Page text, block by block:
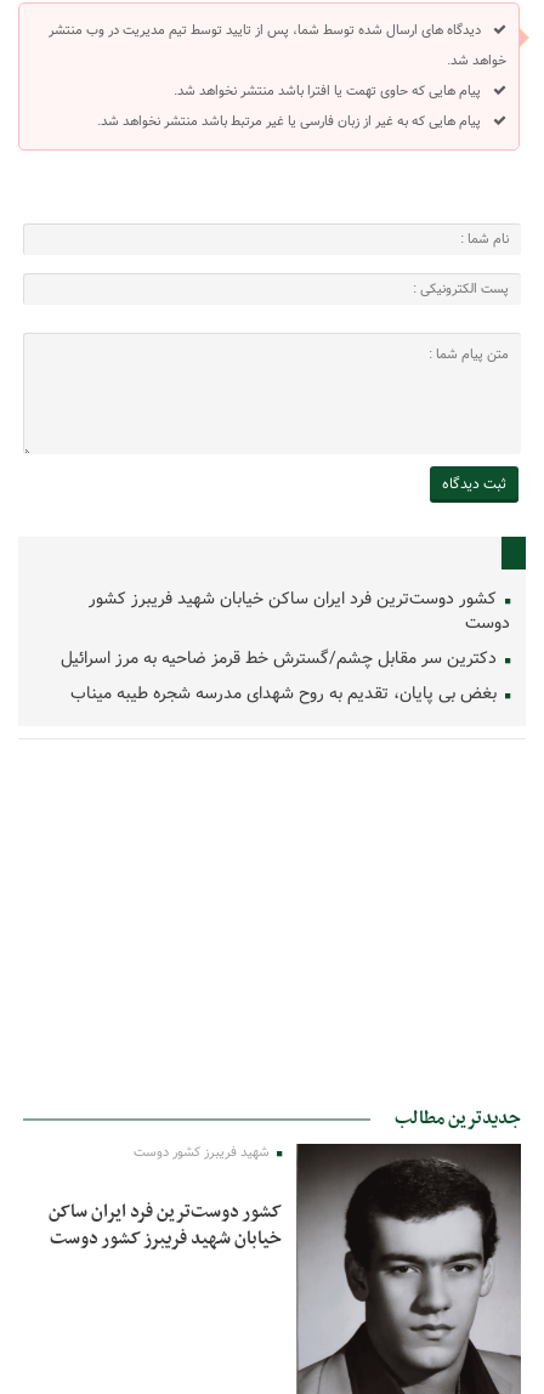
دیدگاه های ارسال شده توسط شما، پس از تایید توسط تیم مدیریت در وب منتشر
خواهد شد.
پیام هایی که حاوی تهمت یا افترا باشد منتشر نخواهد شد.
پیام هایی که به غیر از زبان فارسی یا غیر مرتبط باشد منتشر نخواهد شد.
کشور دوست‌ترین فرد ایران ساکن خیابان شهید فریبرز کشور
دوست
دکترین سر مقابل چشم/گسترش خط قرمز ضاحیه به مرز اسرائیل
بغض بی پایان، تقدیم به روح شهدای مدرسه شجره طیبه میناب
جدیدترین مطالب
شهید فریبرز کشور دوست
کشور دوست‌ترین فرد ایران ساکن
خیابان شهید فریبرز کشور دوست